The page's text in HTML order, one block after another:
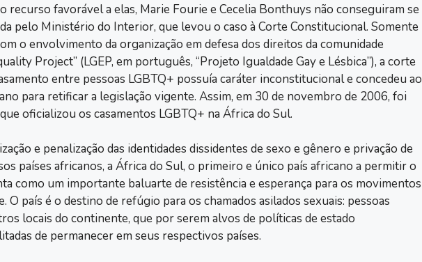
recurso favorável a elas, Marie Fourie e Cecelia Bonthuys não conseguiram se
pelo Ministério do Interior, que levou o caso à Corte Constitucional. Somente
o envolvimento da organização em defesa dos direitos da comunidade
Project” (LGEP, em português, “Projeto Igualdade Gay e Lésbica”), a corte
entre pessoas LGBTQ+ possuía caráter inconstitucional e concedeu ao
para retificar a legislação vigente. Assim, em 30 de novembro de 2006, foi
oficializou os casamentos LGBTQ+ na África do Sul.
e penalização das identidades dissidentes de sexo e gênero e privação de
países africanos, a África do Sul, o primeiro e único país africano a permitir o
como um importante baluarte de resistência e esperança para os movimentos
O país é o destino de refúgio para os chamados asilados sexuais: pessoas
locais do continente, que por serem alvos de políticas de estado
de permanecer em seus respectivos países.